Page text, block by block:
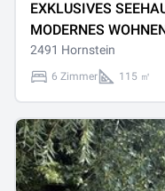
EXKLUSIVES
MODERNES
WASSERZUGANG
2491 Hornstein
6 Zimmer 115 ㎡